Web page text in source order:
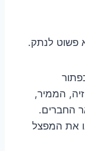
פשוט לנתק.
הממיר,
החברים.
את המפצל